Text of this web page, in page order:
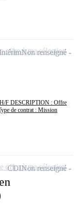
H/F DESCRIPTION : Offre
de contrat : Mission
Non renseigné
offre à ma sélection
CDINon renseigné
offre à ma sélection